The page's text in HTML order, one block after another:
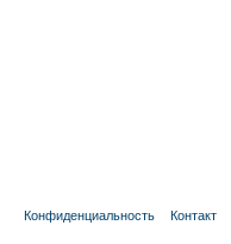
Конфиденциальность Контакт